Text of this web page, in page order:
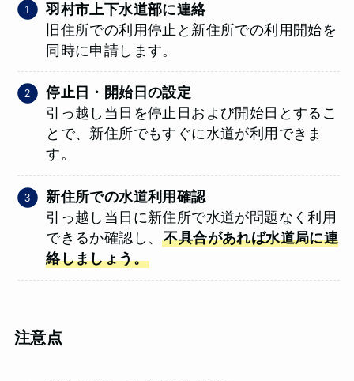
羽村市上下水道部に連絡
旧住所での利用停止と新住所での利用開始を
同時に申請します。
停止日・開始日の設定
引っ越し当日を停止日および開始日とするこ
とで、新住所でもすぐに水道が利用できま
す。
新住所での水道利用確認
引っ越し当日に新住所で水道が問題なく利用
できるか確認し、不具合があれば水道局に連
絡しましょう。
注意点